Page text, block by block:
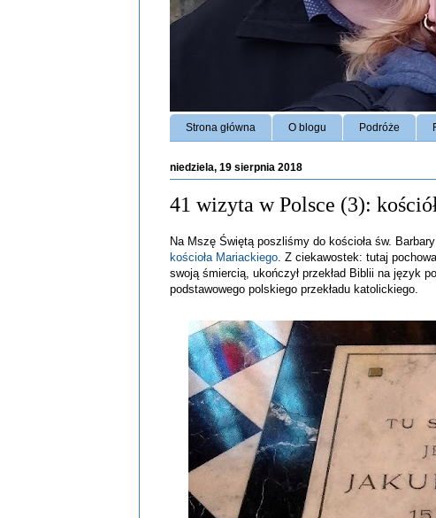
Strona główna O blogu Podróże
niedziela, 19 sierpnia 2018
41 wizyta w Polsce (3):
Na Mszę Świętą poszliśmy do kościoła św.
kościoła Mariackiego. Z ciekawostek: tutaj
swoją śmiercią, ukończył przekład Biblii na język
podstawowego polskiego przekładu katolickiego.